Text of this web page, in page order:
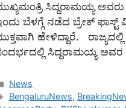
ಸಿದ್ದರಾಮಯ್ಯ
ಬೆಳಗ್ಗೆ ನಡೆದ ಬ್ರೇಕ್
ಹೇಳಿದ್ದಾರೆ.
ಸಿದ್ದರಾಮಯ್ಯ
Categories
News
Tags
BengaluruNews,